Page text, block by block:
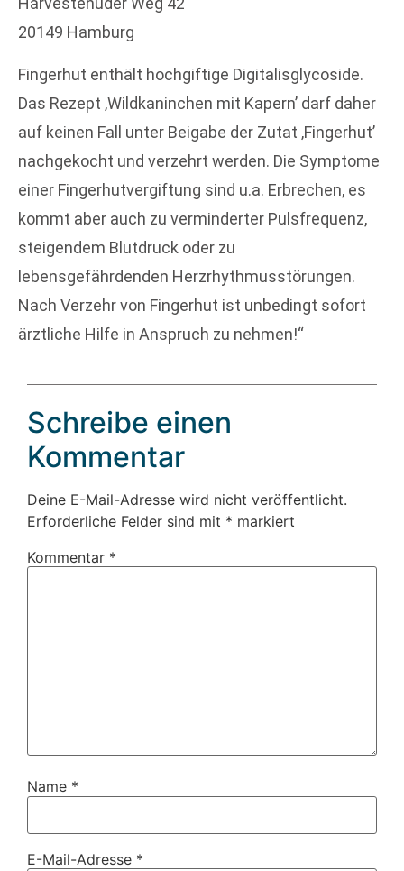
20149 Hamburg
Fingerhut enthält hochgiftige Digitalisglycoside.
Das Rezept ‚Wildkaninchen mit Kapern’ darf daher
auf keinen Fall unter Beigabe der Zutat ‚Fingerhut’
nachgekocht und verzehrt werden. Die Symptome
einer Fingerhutvergiftung sind u.a. Erbrechen, es
kommt aber auch zu verminderter Pulsfrequenz,
steigendem Blutdruck oder zu
lebensgefährdenden Herzrhythmusstörungen.
Nach Verzehr von Fingerhut ist unbedingt sofort
ärztliche Hilfe in Anspruch zu nehmen!“
Schreibe einen
Kommentar
Deine E-Mail-Adresse wird nicht veröffentlicht.
Erforderliche Felder sind mit * markiert
Kommentar *
Name *
E-Mail-Adresse *